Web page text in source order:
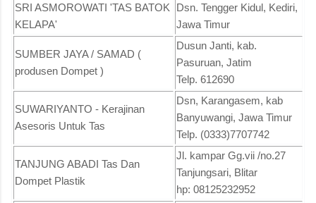
SRI ASMOROWATI 'TAS BATOK
KELAPA'
Dsn. Tengger Kidul, Kediri,
Jawa Timur
SUMBER JAYA / SAMAD (
produsen Dompet )
Dusun Janti, kab.
Pasuruan, Jatim
Telp. 612690
SUWARIYANTO - Kerajinan
Asesoris Untuk Tas
Dsn, Karangasem, kab
Banyuwangi, Jawa Timur
Telp. (0333)7707742
TANJUNG ABADI Tas Dan
Dompet Plastik
Jl. kampar Gg.vii /no.27
Tanjungsari, Blitar
hp: 08125232952